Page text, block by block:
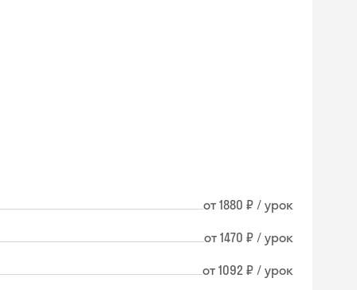
от 1880 ₽ / урок
от 1470 ₽ / урок
от 1092 ₽ / урок